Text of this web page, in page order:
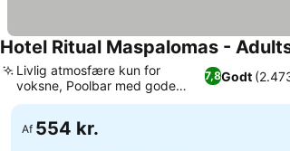
Hotel Ritual Maspalomas -
7,8Godt
Livlig atmosfære kun for
voksne, Poolbar med gode
priser
Af 554 kr.